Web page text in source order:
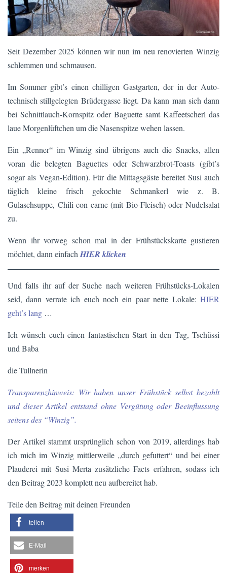
Seit Dezember 2025 können wir nun im neu renovierten Winzig
schlemmen und schmausen.
Im Sommer gibt’s einen chilligen Gastgarten, der in der Auto-
technisch stillgelegten Brüdergasse liegt. Da kann man sich dann
bei Schnittlauch-Kornspitz oder Baguette samt Kaffeetscherl das
laue Morgenlüftchen um die Nasenspitze wehen lassen.
Ein „Renner“ im Winzig sind übrigens auch die Snacks, allen
voran die belegten Baguettes oder Schwarzbrot-Toasts (gibt’s
sogar als Vegan-Edition). Für die Mittagsgäste bereitet Susi auch
täglich kleine frisch gekochte Schmankerl wie z. B.
Gulaschsuppe, Chili con carne (mit Bio-Fleisch) oder Nudelsalat
zu.
Wenn ihr vorweg schon mal in der Frühstückskarte gustieren
möchtet, dann einfachHIER klicken
Und falls ihr auf der Suche nach weiteren Frühstücks-Lokalen
seid, dann verrate ich euch noch ein paar nette Lokale: HIER
geht’s lang …
Ich wünsch euch einen fantastischen Start in den Tag, Tschüssi
und Baba
die Tullnerin
Transparenzhinweis: Wir haben unser Frühstück selbst bezahlt
und dieser Artikel entstand ohne Vergütung oder Beeinflussung
seitens des “Winzig”.
Der Artikel stammt ursprünglich schon von 2019, allerdings hab
ich mich im Winzig mittlerweile „durch gefuttert“ und bei einer
Plauderei mit Susi Merta zusätzliche Facts erfahren, sodass ich
den Beitrag 2023 komplett neu aufbereitet hab.
Teile den Beitrag mit deinen Freunden
teilen
E-Mail
merken